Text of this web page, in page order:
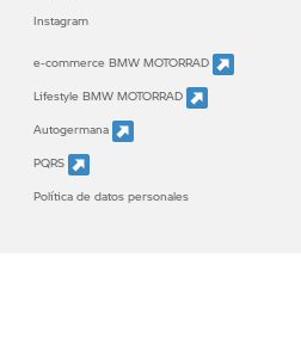
Instagram
e-commerce BMW MOTORRAD
Lifestyle BMW MOTORRAD
Autogermana
PQRS
Política de datos personales